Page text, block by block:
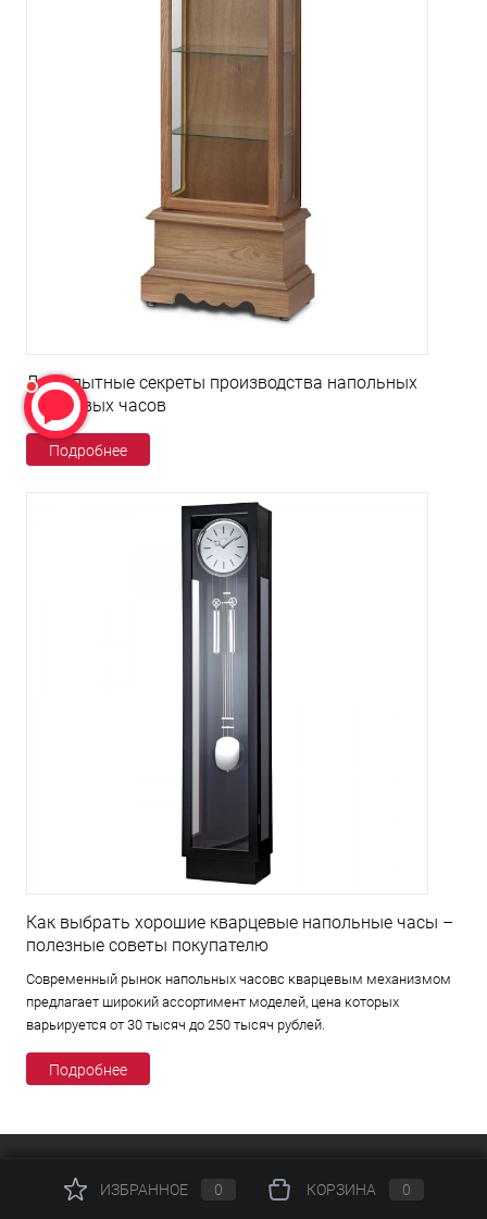
Любопытные секреты производства напольных
кварцевых часов
Подробнее
Как выбрать хорошие кварцевые напольные часы –
полезные советы покупателю
Современный рынок напольных часовс кварцевым механизмом
предлагает широкий ассортимент моделей, цена которых
варьируется от 30 тысяч до 250 тысяч рублей.
Подробнее
КАТАЛОГИЗБРАННОЕ 0 КОРЗИНА 0